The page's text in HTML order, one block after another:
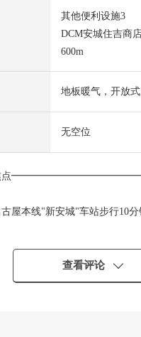
其他便利设施3
DCM安城住吉商
600m
地板暖气，开放
无空位
点
屋本线"新安城"车站步行10分
的会话兴奋起来的开放式厨房
2个地方阳台良好
查看评论